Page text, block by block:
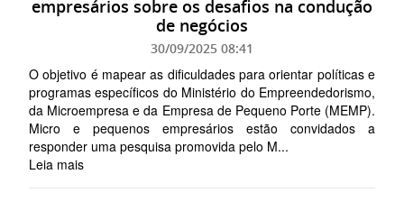
empresários sobre os desafios na condução
de negócios
30/09/2025 08:41
O objetivo é mapear as dificuldades para orientar políticas e
programas específicos do Ministério do Empreendedorismo,
da Microempresa e da Empresa de Pequeno Porte (MEMP).
Micro e pequenos empresários estão convidados a
responder uma pesquisa promovida pelo M...
Leia mais